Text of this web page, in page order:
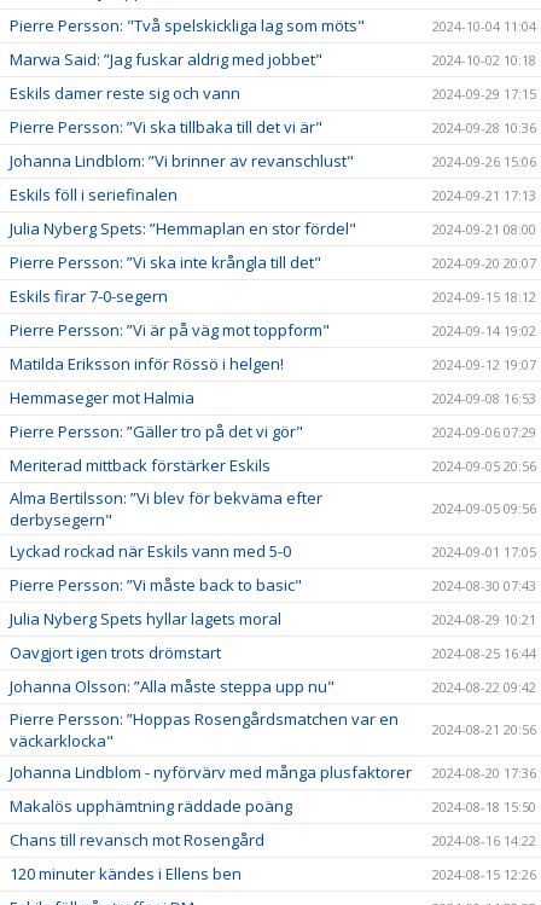
Pierre Persson: "Två spelskickliga lag som möts" 2024-10-04 11:04
Marwa Said: ”Jag fuskar aldrig med jobbet" 2024-10-02 10:18
Eskils damer reste sig och vann 2024-09-29 17:15
Pierre Persson: ”Vi ska tillbaka till det vi är" 2024-09-28 10:36
Johanna Lindblom: ”Vi brinner av revanschlust" 2024-09-26 15:06
Eskils föll i seriefinalen 2024-09-21 17:13
Julia Nyberg Spets: ”Hemmaplan en stor fördel" 2024-09-21 08:00
Pierre Persson: ”Vi ska inte krångla till det" 2024-09-20 20:07
Eskils firar 7-0-segern 2024-09-15 18:12
Pierre Persson: ”Vi är på väg mot toppform" 2024-09-14 19:02
Matilda Eriksson inför Rössö i helgen! 2024-09-12 19:07
Hemmaseger mot Halmia 2024-09-08 16:53
Pierre Persson: ”Gäller tro på det vi gör" 2024-09-06 07:29
Meriterad mittback förstärker Eskils 2024-09-05 20:56
Alma Bertilsson: ”Vi blev för bekväma efter
derbysegern"
2024-09-05 09:56
Lyckad rockad när Eskils vann med 5-0 2024-09-01 17:05
Pierre Persson: ”Vi måste back to basic" 2024-08-30 07:43
Julia Nyberg Spets hyllar lagets moral 2024-08-29 10:21
Oavgjort igen trots drömstart 2024-08-25 16:44
Johanna Olsson: ”Alla måste steppa upp nu" 2024-08-22 09:42
Pierre Persson: ”Hoppas Rosengårdsmatchen var en
väckarklocka"
2024-08-21 20:56
Johanna Lindblom - nyförvärv med många plusfaktorer 2024-08-20 17:36
Makalös upphämtning räddade poäng 2024-08-18 15:50
Chans till revansch mot Rosengård 2024-08-16 14:22
120 minuter kändes i Ellens ben 2024-08-15 12:26